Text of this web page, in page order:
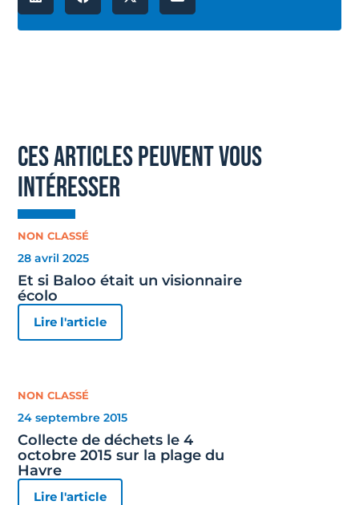
ces articles peuvent vous
intéresser
NON CLASSÉ
28 avril 2025
Et si Baloo était un visionnaire
écolo
Lire l'article
NON CLASSÉ
24 septembre 2015
Collecte de déchets le 4
octobre 2015 sur la plage du
Havre
Lire l'article